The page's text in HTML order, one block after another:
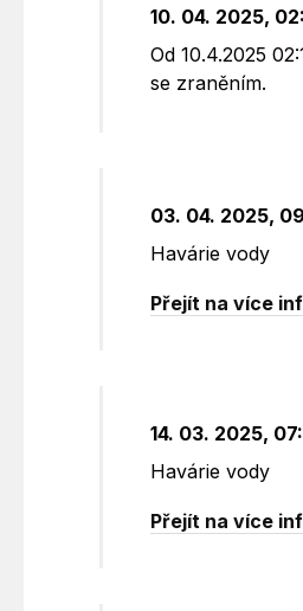
10. 04. 2025,
Od 10.4.2025
se zraněním.
03. 04. 2025,
Havárie vody
Přejít na více
14. 03. 2025,
Havárie vody
Přejít na více